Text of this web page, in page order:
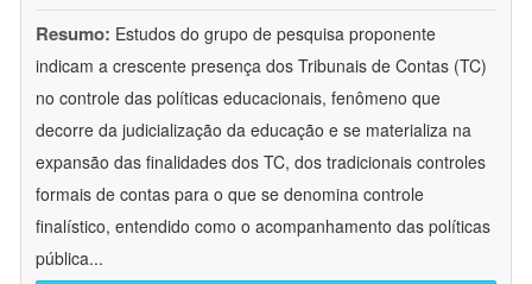
Resumo: Estudos do grupo de pesquisa proponente
indicam a crescente presença dos Tribunais de Contas (TC)
no controle das políticas educacionais, fenômeno que
decorre da judicialização da educação e se materializa na
expansão das finalidades dos TC, dos tradicionais controles
formais de contas para o que se denomina controle
finalístico, entendido como o acompanhamento das políticas
pública...